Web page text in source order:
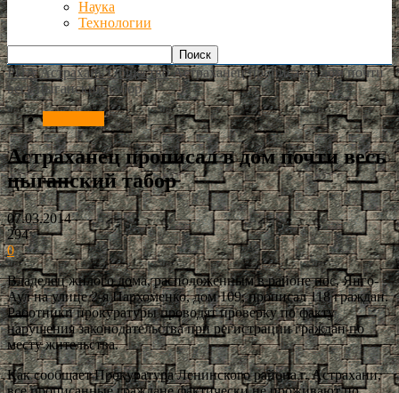
Наука
Технологии
РИА Астрахань Общество Астраханец прописал в дом почти
весь цыганский табор
Астраханец прописал в дом почти весь
цыганский табор
07.03.2014
294
0
Владелец жилого дома, расположенным в районе пос. Янго-
Аул на улице 2-я Пархоменко, дом 109, прописал 118 граждан.
Работники прокуратуры проводят проверку по факту
нарушения законодательства при регистрации граждан по
месту жительства.
Как сообщает Прокуратура Ленинского района г. Астрахани,